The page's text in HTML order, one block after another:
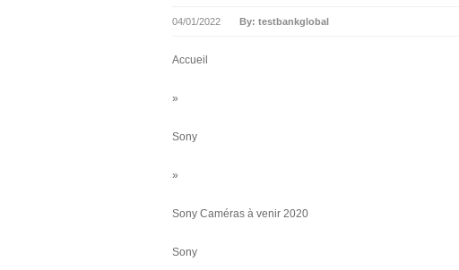
04/01/2022 By: testbankglobal
Accueil
»
Sony
»
Sony Caméras à venir 2020
Sony